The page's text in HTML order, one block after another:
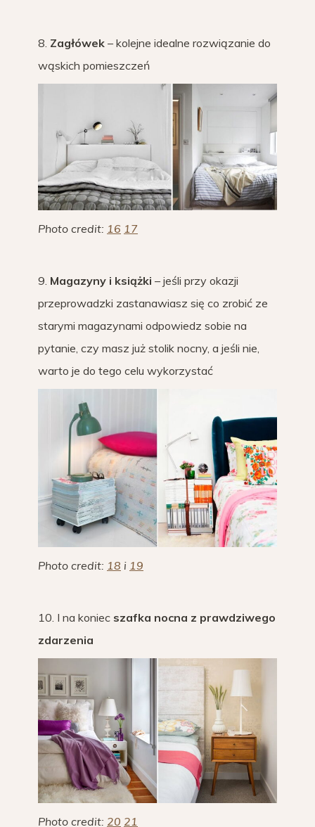
8. Zagłówek – kolejne idealne rozwiązanie do
wąskich pomieszczeń
Photo credit: 16 17
9. Magazyny i książki – jeśli przy okazji
przeprowadzki zastanawiasz się co zrobić ze
starymi magazynami odpowiedz sobie na
pytanie, czy masz już stolik nocny, a jeśli nie,
warto je do tego celu wykorzystać
Photo credit: 18 i 19
10. I na koniec szafka nocna z prawdziwego
zdarzenia
Photo credit: 20 21